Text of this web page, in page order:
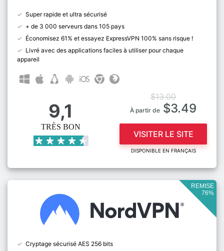
Super rapide et ultra sécurisé
+ de 3 000 serveurs dans 105 pays
Économisez 61% et essayez ExpressVPN 100% sans risque !
Livré avec des applications faciles à utiliser pour chaque
appareil
9,1
TRÈS BON
$13.00
À partir de $3.49
VISITER LE SITE
DISPONIBLE EN FRANÇAIS
REMISE
76%
Cryptage sécurisé AES 256 bits